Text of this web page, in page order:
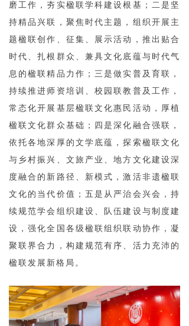
磨工作，夯实楹联学科建设根基；二是坚
持精品兴联，聚焦时代主题，组织开展主
题楹联创作、征集、展示活动，推出贴合
时代、扎根群众、兼具文化底蕴与时代气
息的楹联精品力作；三是做实普及育联，
持续推进师资培训、校园联教普及工作，
常态化开展基层楹联文化惠民活动，厚植
楹联文化群众基础；四是深化融合强联，
依托各地深厚的文学底蕴，探索楹联文化
与乡村振兴、文旅产业、地方文化建设深
度融合的新路径、新模式，激活非遗楹联
文化的当代价值；五是从严治会兴会，持
续规范学会组织建设、队伍建设与制度建
设，强化全国各级楹联组织联动协作，凝
聚联界合力，构建规范有序、活力充沛的
楹联发展新格局。